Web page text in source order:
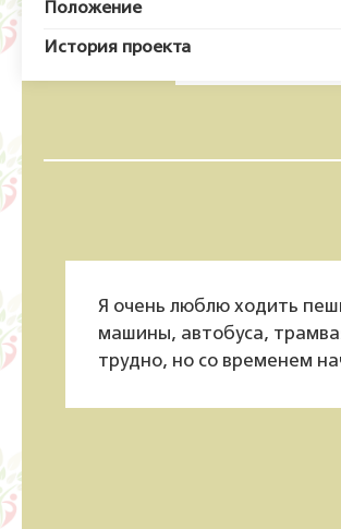
Положение
История проекта
JUser: :_load: Не
Я очень люблю ходить
машины, автобуса,
трудно, но со временем